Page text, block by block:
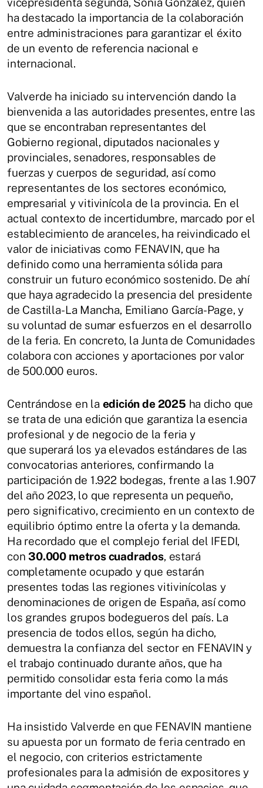
ha destacado la importancia de la colaboración
entre administraciones para garantizar el éxito
de un evento de referencia nacional e
internacional.
Valverde ha iniciado su intervención dando la
bienvenida a las autoridades presentes, entre las
que se encontraban representantes del
Gobierno regional, diputados nacionales y
provinciales, senadores, responsables de
fuerzas y cuerpos de seguridad, así como
representantes de los sectores económico,
empresarial y vitivinícola de la provincia. En el
actual contexto de incertidumbre, marcado por el
establecimiento de aranceles, ha reivindicado el
valor de iniciativas como FENAVIN, que ha
definido como una herramienta sólida para
construir un futuro económico sostenido. De ahí
que haya agradecido la presencia del presidente
de Castilla-La Mancha, Emiliano García-Page, y
su voluntad de sumar esfuerzos en el desarrollo
de la feria. En concreto, la Junta de Comunidades
colabora con acciones y aportaciones por valor
de 500.000 euros.
Centrándose en la edición de 2025 ha dicho que
se trata de una edición que garantiza la esencia
profesional y de negocio de la feria y
que superará los ya elevados estándares de las
convocatorias anteriores, confirmando la
participación de 1.922 bodegas, frente a las 1.907
del año 2023, lo que representa un pequeño,
pero significativo, crecimiento en un contexto de
equilibrio óptimo entre la oferta y la demanda.
Ha recordado que el complejo ferial del IFEDI,
con 30.000 metros cuadrados, estará
completamente ocupado y que estarán
presentes todas las regiones vitivinícolas y
denominaciones de origen de España, así como
los grandes grupos bodegueros del país. La
presencia de todos ellos, según ha dicho,
demuestra la confianza del sector en FENAVIN y
el trabajo continuado durante años, que ha
permitido consolidar esta feria como la más
importante del vino español.
Ha insistido Valverde en que FENAVIN mantiene
su apuesta por un formato de feria centrado en
el negocio, con criterios estrictamente
profesionales para la admisión de expositores y